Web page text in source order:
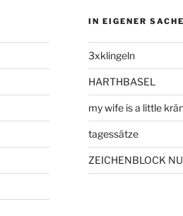
IN EIGENER SACHE
3xklingeln
HARTHBASEL
my wife is a little
tagessätze
ZEICHENBLOCK